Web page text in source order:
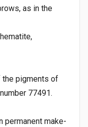
as in the
the pigments of
77491.
permanent make-